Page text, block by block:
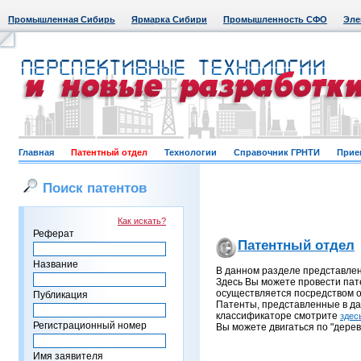
Промышленная Сибирь Ярмарка Сибири Промышленность СФО
Главная Патентный отдел Технологии Справочник ГРНТИ
Поиск патентов
Как искать?
Реферат
Название
Публикация
Регистрационный номер
Имя заявителя
Патентный отдел
В данном разделе
Здесь Вы можете провести
осуществляется посредством
Патенты, представленные в
классификаторе смотрите
Вы можете двигаться по